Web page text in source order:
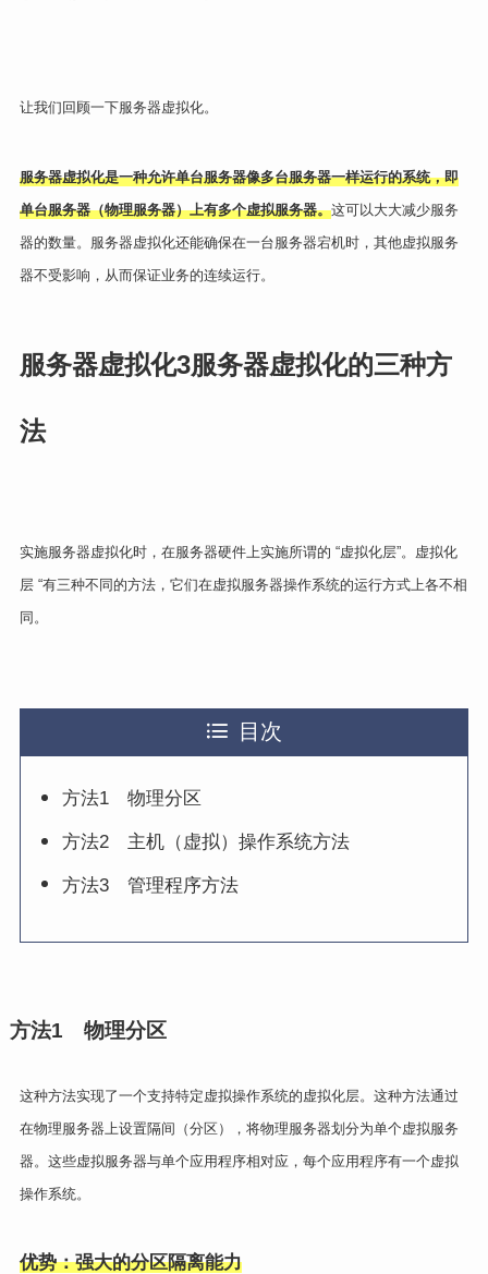
让我们回顾一下服务器虚拟化。
服务器虚拟化是一种允许单台服务器像多台服务器一样运行的系统，即
单台服务器（物理服务器）上有多个虚拟服务器。这可以大大减少服务
器的数量。服务器虚拟化还能确保在一台服务器宕机时，其他虚拟服务
器不受影响，从而保证业务的连续运行。
服务器虚拟化3服务器虚拟化的三种方
法
实施服务器虚拟化时，在服务器硬件上实施所谓的 “虚拟化层”。虚拟化
层 “有三种不同的方法，它们在虚拟服务器操作系统的运行方式上各不相
同。
目次
方法1 物理分区
方法2 主机（虚拟）操作系统方法
方法3 管理程序方法
方法1 物理分区
这种方法实现了一个支持特定虚拟操作系统的虚拟化层。这种方法通过
在物理服务器上设置隔间（分区），将物理服务器划分为单个虚拟服务
器。这些虚拟服务器与单个应用程序相对应，每个应用程序有一个虚拟
操作系统。
优势：强大的分区隔离能力